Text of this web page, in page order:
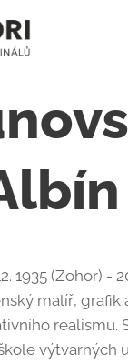
1935 (Zohor) -
malíř, grafik
realismu.
výtvarných